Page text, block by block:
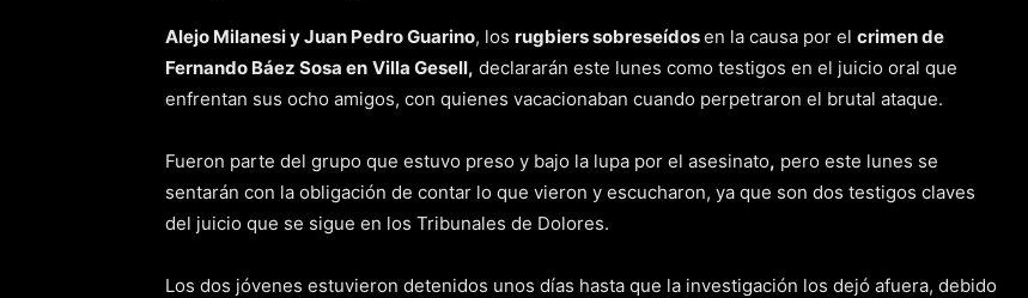
Alejo Milanesi y Juan Pedro Guarino, los rugbiers sobreseídosen la causa por el crimen de
Fernando Báez Sosa en Villa Gesell, declararán este lunes como testigos en el juicio oral que
enfrentan sus ocho amigos, con quienes vacacionaban cuando perpetraron el brutal ataque.
Fueron parte del grupo que estuvo preso y bajo la lupa por el asesinato, pero este lunes se
sentarán con la obligación de contar lo que vieron y escucharon, ya que son dos testigos claves
del juicio que se sigue en los Tribunales de Dolores.
Los dos jóvenes estuvieron detenidos unos días hasta que la investigación los dejó afuera, debido